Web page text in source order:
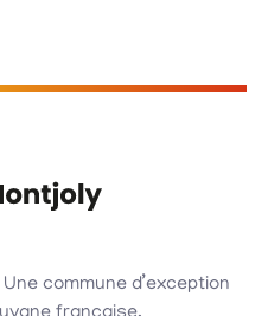
commune d’exception